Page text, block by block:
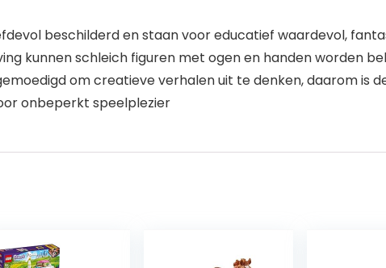
beschilderd en staan voor educatief waardevol,
kunnen schleich figuren met ogen en handen worden
om creatieve verhalen uit te denken, daarom is
onbeperkt speelplezier